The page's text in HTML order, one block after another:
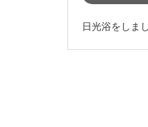
日光浴をしま